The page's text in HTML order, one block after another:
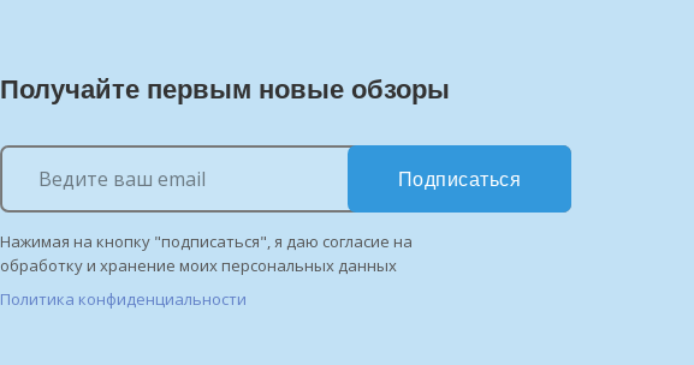
Получайте первым новые обзоры
Подписаться
Нажимая на кнопку "подписаться", я даю согласие на
обработку и хранение моих персональных данных
Политика конфиденциальности